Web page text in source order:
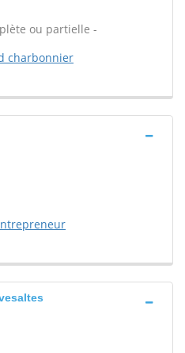
ou partielle -
charbonnier